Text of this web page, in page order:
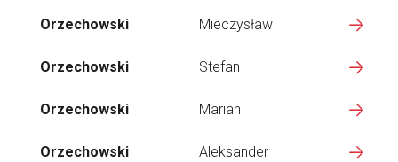
Orzechowski Mieczysław
Orzechowski Stefan
Orzechowski Marian
Orzechowski Aleksander